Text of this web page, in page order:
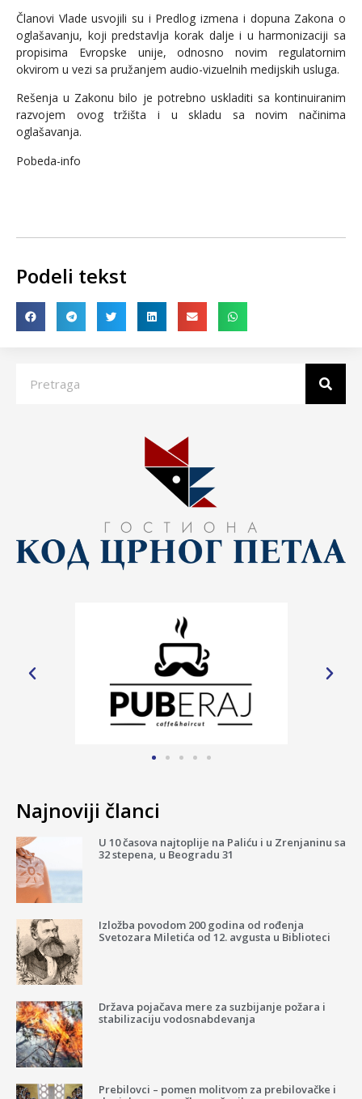
Članovi Vlade usvojili su i Predlog izmena i dopuna Zakona o
oglašavanju, koji predstavlja korak dalje i u harmonizaciji sa
propisima Evropske unije, odnosno novim regulatornim
okvirom u vezi sa pružanjem audio-vizuelnih medijskih usluga.
Rešenja u Zakonu bilo je potrebno uskladiti sa kontinuiranim
razvojem ovog tržišta i u skladu sa novim načinima
oglašavanja.
Pobeda-info
Podeli tekst
Najnoviji članci
U 10 časova najtoplije na Paliću i u Zrenjaninu sa
32 stepena, u Beogradu 31
Izložba povodom 200 godina od rođenja
Svetozara Miletića od 12. avgusta u Biblioteci
Država pojačava mere za suzbijanje požara i
stabilizaciju vodosnabdevanja
Prebilovci – pomen molitvom za prebilovačke i